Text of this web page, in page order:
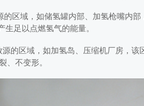
区域，如储氢罐内部、加氢枪嘴内
足以点燃氢气的能量。
的区域，如加氢岛、压缩机厂房，
、不变形。